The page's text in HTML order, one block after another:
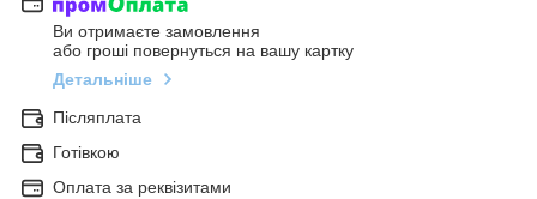
Ви отримаєте замовлення
або гроші повернуться на вашу картку
Детальніше
Післяплата
Готівкою
Оплата за реквізитами